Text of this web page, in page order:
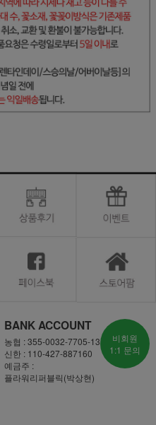
BANK ACCOUNT
농협 : 355-0032-7705-13
신한 : 110-427-887160
예금주 :
플라워리퍼블릭(박상현)
비회원
1:1 문의